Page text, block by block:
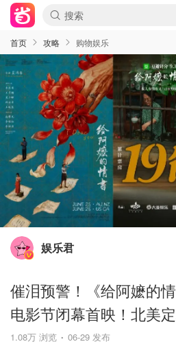
首页 攻略 购物娱乐
娱乐君
催泪预警！《给阿嬷的
电影节闭幕首映！北美
1.08万 浏览 06-29 发布